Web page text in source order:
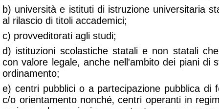
b) università e istituti di istruzione universitaria
al rilascio di titoli accademici;
c) provveditorati agli studi;
d) istituzioni scolastiche statali e non statali
con valore legale, anche nell'ambito dei piani di
ordinamento;
e) centri pubblici o a partecipazione pubblica di
c/o orientamento nonché‚ centri operanti in